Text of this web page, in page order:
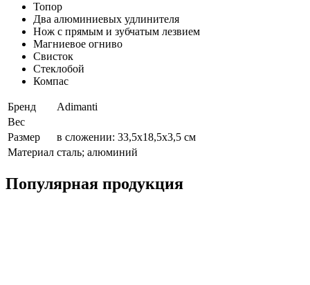
Топор
Два алюминиевых удлинителя
Нож с прямым и зубчатым лезвием
Магниевое огниво
Свисток
Стеклобой
Компас
Бренд
Adimanti
Вес
Размер
в сложении: 33,5х18,5х3,5 см
Материал сталь; алюминий
Популярная продукция